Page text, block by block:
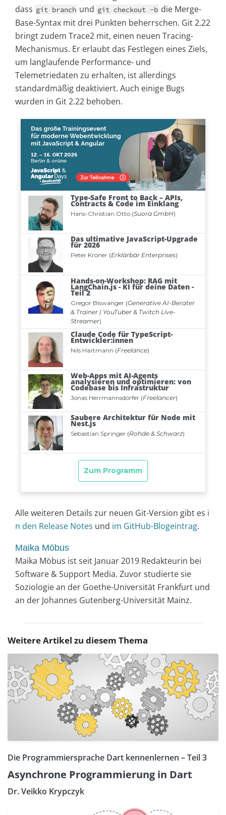
dass git branch und git checkout -b die Merge-
Base-Syntax mit drei Punkten beherrschen. Git 2.22
bringt zudem Trace2 mit, einen neuen Tracing-
Mechanismus. Er erlaubt das Festlegen eines Ziels,
um langlaufende Performance- und
Telemetriedaten zu erhalten, ist allerdings
standardmäßig deaktiviert. Auch einige Bugs
wurden in Git 2.22 behoben.
Alle weiteren Details zur neuen Git-Version gibt es i
n den Release Notes und im GitHub-Blogeintrag.
Maika Möbus
Maika Möbus ist seit Januar 2019 Redakteurin bei
Software & Support Media. Zuvor studierte sie
Soziologie an der Goethe-Universität Frankfurt und
an der Johannes Gutenberg-Universität Mainz.
Weitere Artikel zu diesem Thema
Die Programmiersprache Dart kennenlernen – Teil 3
Asynchrone Programmierung in Dart
Dr. Veikko Krypczyk